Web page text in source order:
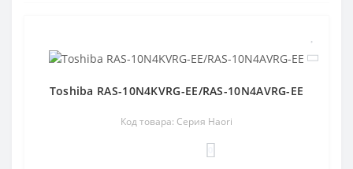
Toshiba RAS-10N4KVRG-EE/RAS-10N4AVRG-EE
Код товара: Серия Haori